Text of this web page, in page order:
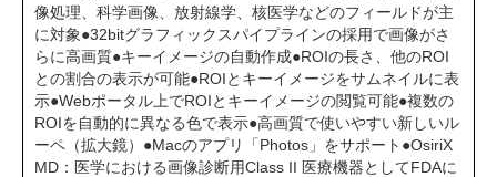
像処理、科学画像、放射線学、核医学などのフィールドが主
に対象●32bitグラフィックスパイプラインの採用で画像がさ
らに高画質●キーイメージの自動作成●ROIの長さ、他のROI
との割合の表示が可能●ROIとキーイメージをサムネイルに表
示●Webポータル上でROIとキーイメージの閲覧可能●複数の
ROIを自動的に異なる色で表示●高画質で使いやすい新しいル
ーペ（拡大鏡）●Macのアプリ「Photos」をサポート●OsiriX
MD：医学における画像診断用Class II 医療機器としてFDAに